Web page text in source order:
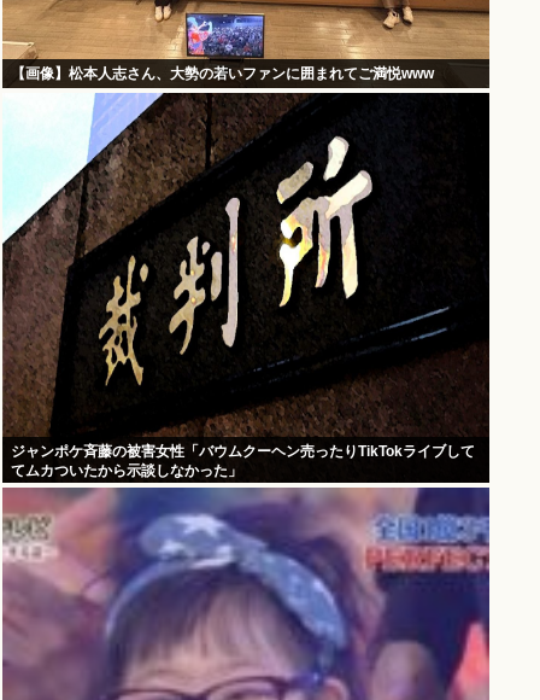
【画像】松本人志さん、大勢の若いファンに囲まれてご満悦www
ジャンポケ斉藤の被害女性「バウムクーヘン売ったりTikTokライブして
てムカついたから示談しなかった」